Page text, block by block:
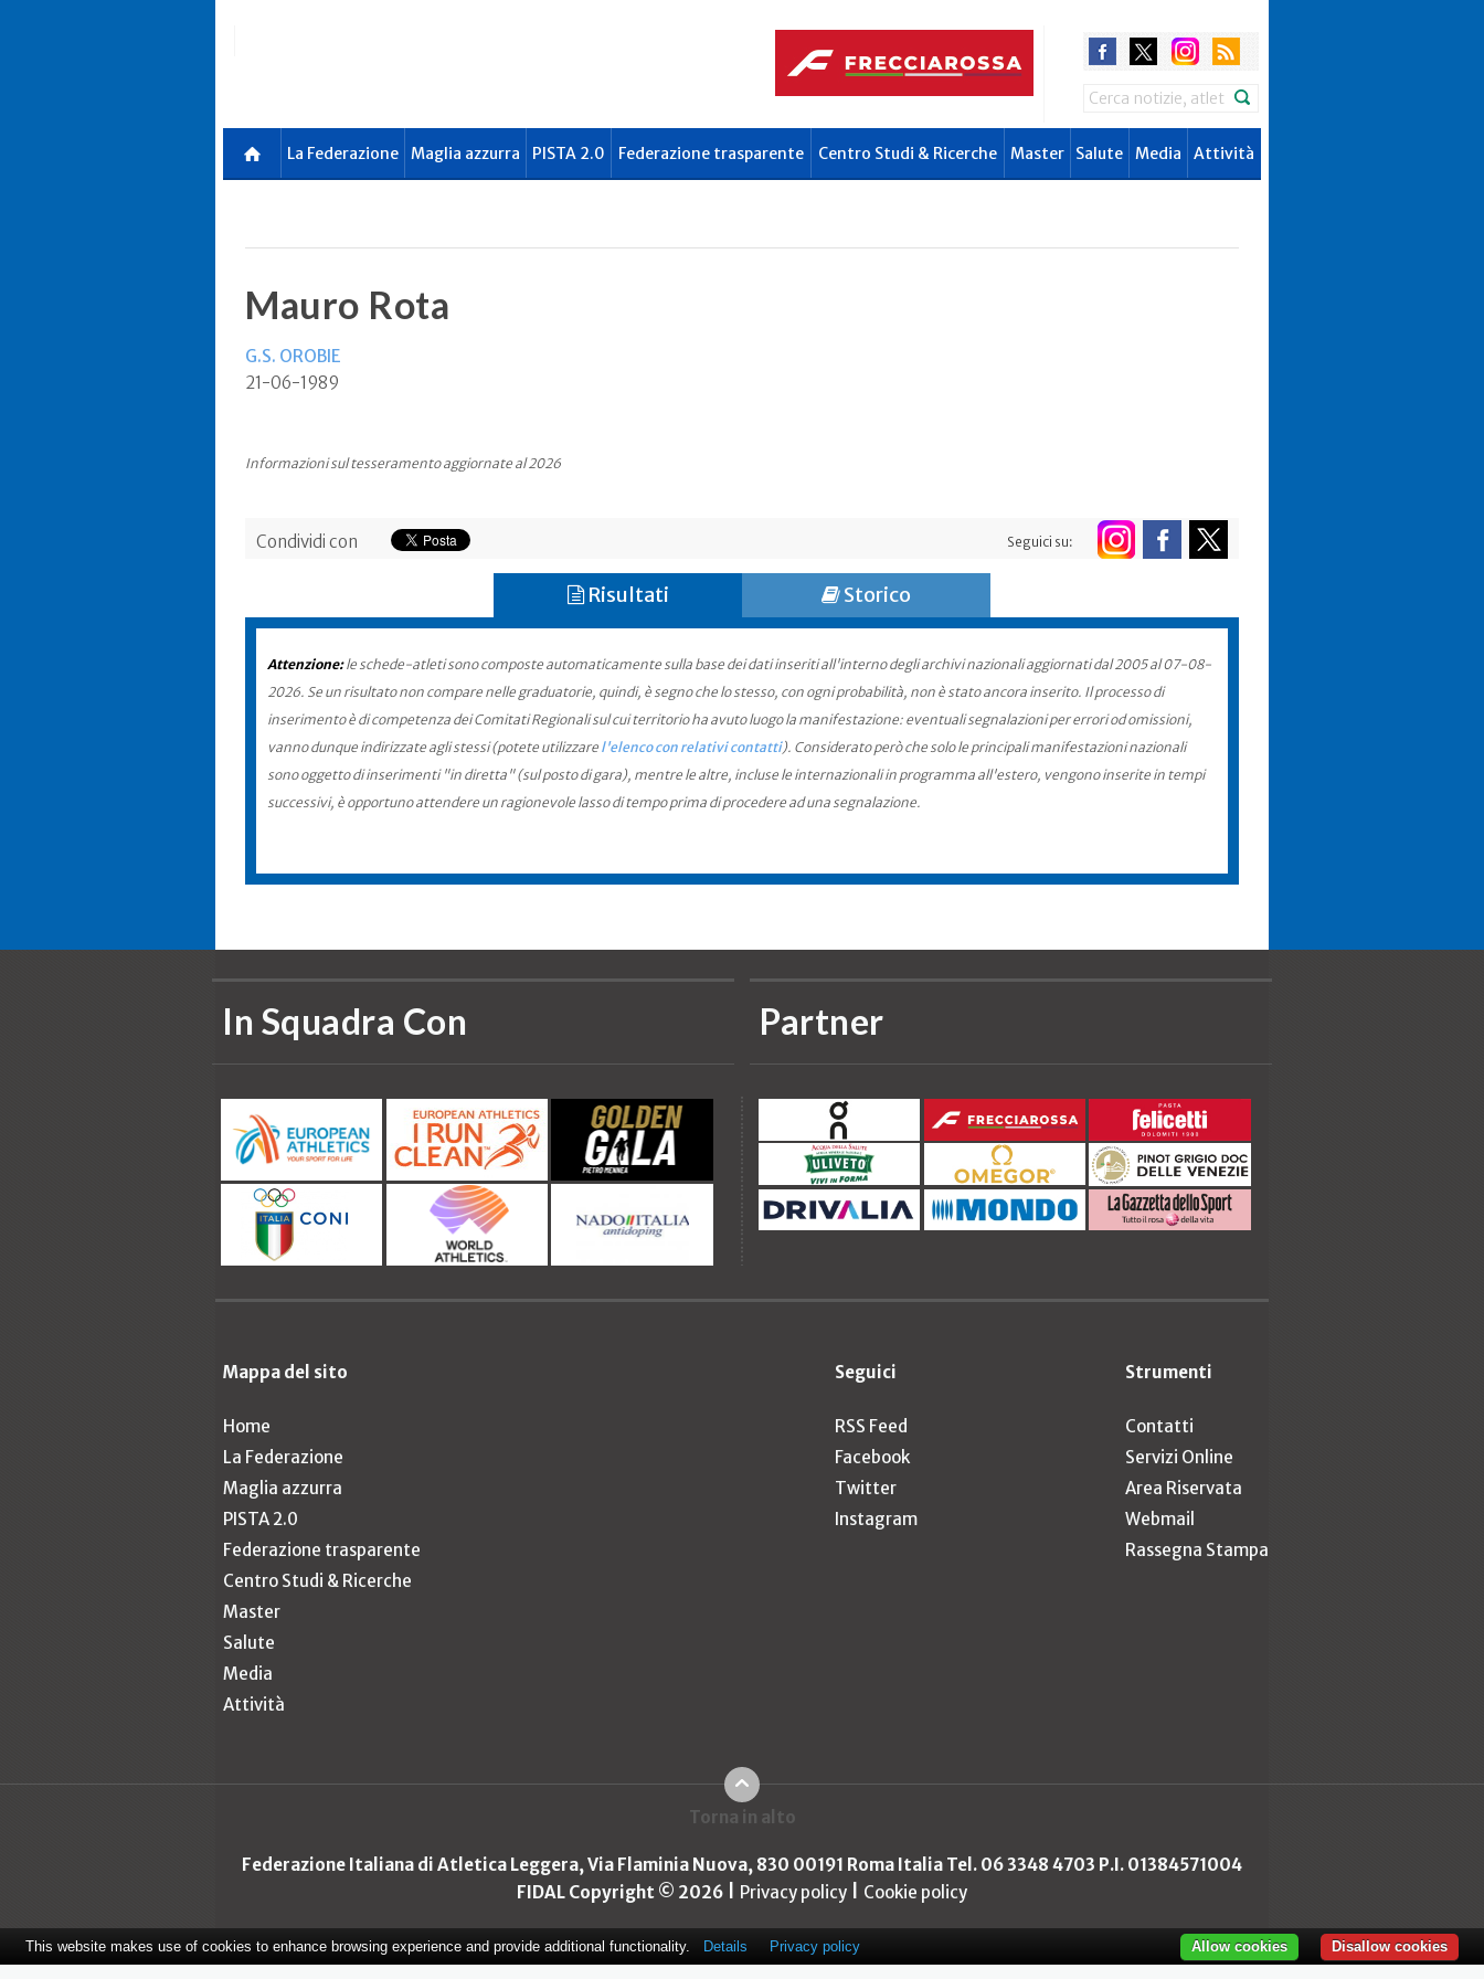
Search
La Federazione Maglia azzurra PISTA 2.0 Federazione trasparente Centro Studi & Ricerche Master Salute Media Attività
Mauro Rota
G.S. OROBIE
21-06-1989
Informazioni sul tesseramento aggiornate al 2026
Condividi con Seguici su:
Risultati Storico
Attenzione:le schede-atleti sono composte automaticamente sulla base dei dati inseriti all'interno degli archivi nazionali aggiornati dal 2005 al 07-08-
2026. Se un risultato non compare nelle graduatorie, quindi, è segno che lo stesso, con ogni probabilità, non è stato ancora inserito. Il processo di
inserimento è di competenza dei Comitati Regionali sul cui territorio ha avuto luogo la manifestazione: eventuali segnalazioni per errori od omissioni,
vanno dunque indirizzate agli stessi (potete utilizzare l'elenco con relativi contatti). Considerato però che solo le principali manifestazioni nazionali
sono oggetto di inserimenti "in diretta" (sul posto di gara), mentre le altre, incluse le internazionali in programma all'estero, vengono inserite in tempi
successivi, è opportuno attendere un ragionevole lasso di tempo prima di procedere ad una segnalazione.
In Squadra Con Partner
Mappa del sito
Home
La Federazione
Maglia azzurra
PISTA 2.0
Federazione trasparente
Centro Studi & Ricerche
Master
Salute
Media
Attività
Seguici
RSS Feed
Facebook
Twitter
Instagram
Strumenti
Contatti
Servizi Online
Area Riservata
Webmail
Rassegna Stampa
Torna in alto
Federazione Italiana di Atletica Leggera, Via Flaminia Nuova, 830 00191 Roma Italia Tel. 06 3348 4703 P.I. 01384571004
FIDAL Copyright © 2026
Privacy policy Cookie policy
This website makes use of cookies to enhance browsing experience and provide additional functionality. Details Privacy policy Disallow cookies
Allow cookies